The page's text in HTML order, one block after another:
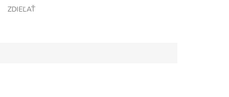
ZDIEĽAŤ